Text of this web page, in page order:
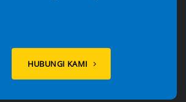
HUBUNGI KAMI